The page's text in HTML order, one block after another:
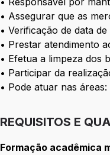
• Assegurar que as
• Verificação de data
• Prestar atendimento
• Efetua a limpeza dos
• Participar da
• Pode atuar nas
REQUISITOS E
Formação acadêmica